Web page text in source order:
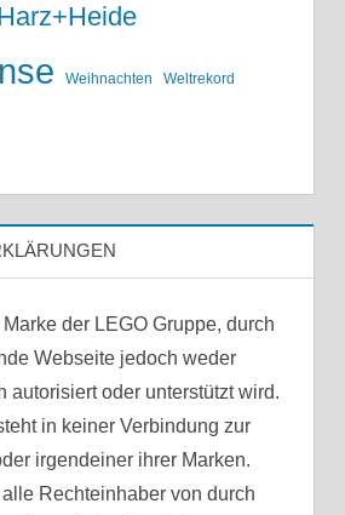
Weihnachten Weltrekord
der LEGO Gruppe, durch
Webseite jedoch weder
autorisiert oder unterstützt wird.
in keiner Verbindung zur
irgendeiner ihrer Marken.
Rechteinhaber von durch